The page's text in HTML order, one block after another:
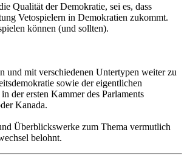
Qualität der Demokratie, sei es, dass
Vetospielern in Demokratien zukommt.
können (und sollten).
und mit verschiedenen Untertypen weiter zu
sowie der eigentlichen
der ersten Kammer des Parlaments
Kanada.
Überblickswerke zum Thema vermutlich
belohnt.